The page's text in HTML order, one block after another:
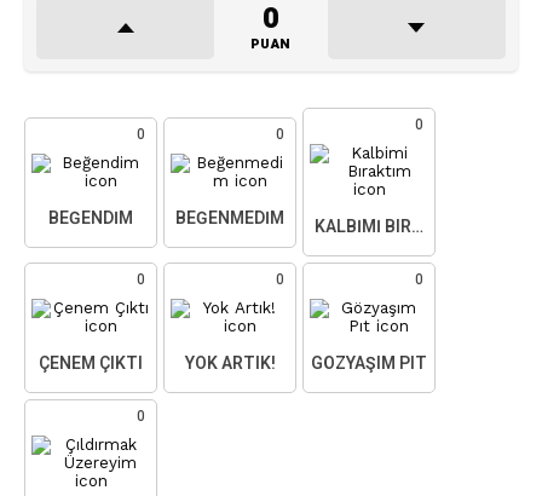
0
PUAN
0
BEĞENDIM
0
BEĞENMEDIM
0
KALBIMI BIRAKTIM
0
ÇENEM ÇIKTI
0
YOK ARTIK!
0
GÖZYAŞIM PIT
0